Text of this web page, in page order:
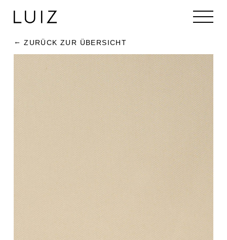
ZURÜCK ZUR ÜBERSICHT